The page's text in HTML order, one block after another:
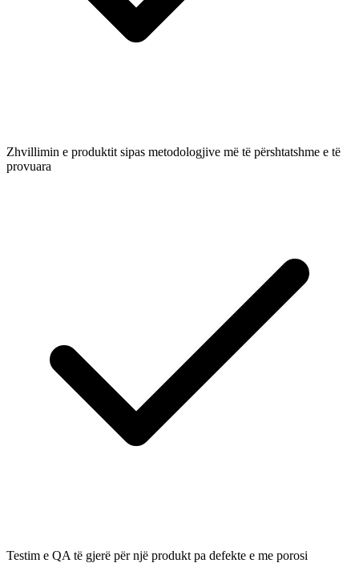
Zhvillimin e produktit sipas metodologjive më të përshtatshme e të
provuara
Testim e QA të gjerë për një produkt pa defekte e me porosi